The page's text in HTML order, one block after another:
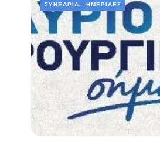
ΣΥΝΈΔΡΙΑ - ΗΜΕΡΊΔΕΣ